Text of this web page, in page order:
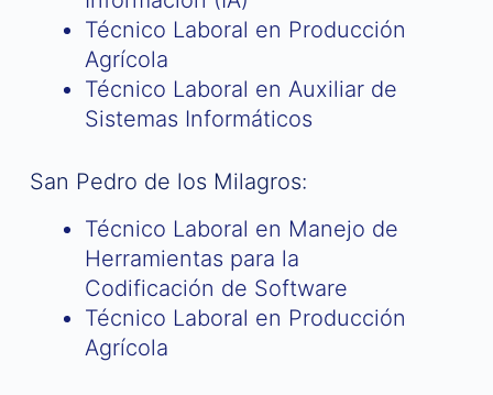
Técnico Laboral en Producción
Agrícola
Técnico Laboral en Auxiliar de
Sistemas Informáticos
San Pedro de los Milagros:
Técnico Laboral en Manejo de
Herramientas para la
Codificación de Software
Técnico Laboral en Producción
Agrícola